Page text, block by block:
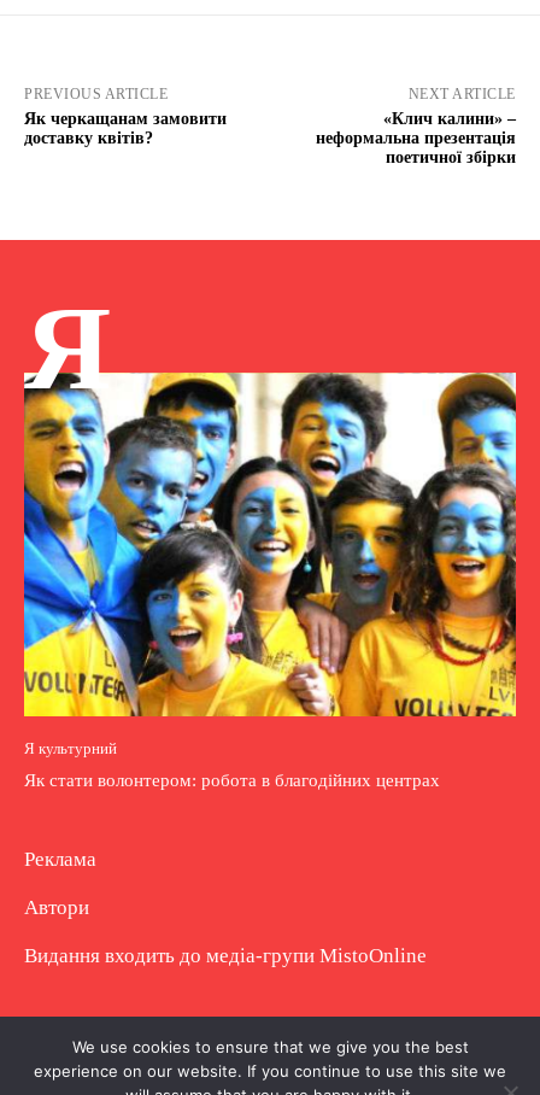
PREVIOUS ARTICLE
Як черкащанам замовити
доставку квітів?
NEXT ARTICLE
«Клич калини» –
неформальна презентація
поетичної збірки
Я
Я культурний
Як стати волонтером: робота в благодійних центрах
Реклама
Автори
Видання входить до медіа-групи MistoOnline
Copyright © Повне використання матеріалу
заборонено. Частково можна з гіперпосиланням.
We use cookies to ensure that we give you the best
experience on our website. If you continue to use this site we